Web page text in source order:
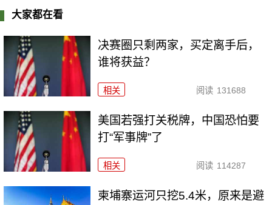
大家都在看
决赛圈只剩两家，买定离手后，
谁将获益？
相关 阅读 131688
美国若强打关税牌，中国恐怕要
打“军事牌”了
相关 阅读 114287
柬埔寨运河只挖5.4米，原来是避